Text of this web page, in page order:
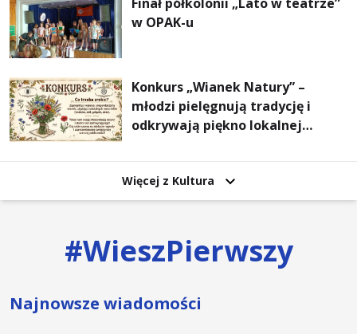
w OPAK-u
Konkurs „Wianek Natury” –
młodzi pielęgnują tradycję i
odkrywają piękno lokalnej
Więcej z Kultura
#WieszPierwszy
Najnowsze wiadomości